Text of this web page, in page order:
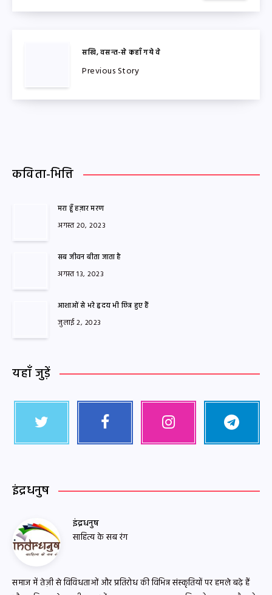
सखि, वसन्त-से कहाँ गये वे
Previous Story
कविता-भित्ति
मरा हूँ हज़ार मरण
अगस्त 20, 2023
सब जीवन बीता जाता है
अगस्त 13, 2023
आशाओं से भरे हृदय भी छिन्न हुए हैं
जुलाई 2, 2023
यहाँ जुड़ें
इंद्रधनुष
इंद्रधनुष
साहित्य के सब रंग
समाज में तेज़ी से विविधताओं और प्रतिरोध की विभिन्न संस्कृतियों पर हमले बढ़े हैं